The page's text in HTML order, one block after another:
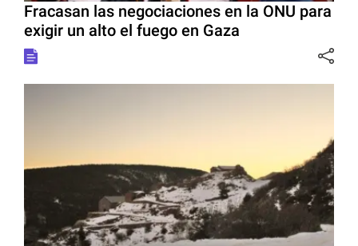
Fracasan las negociaciones en la ONU para
exigir un alto el fuego en Gaza